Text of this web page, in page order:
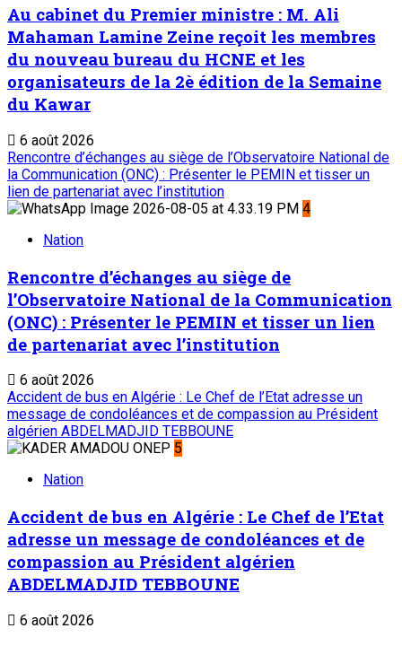
Au cabinet du Premier ministre : M. Ali
Mahaman Lamine Zeine reçoit les membres
du nouveau bureau du HCNE et les
organisateurs de la 2è édition de la Semaine
du Kawar
6 août 2026
Rencontre d’échanges au siège de l’Observatoire National de
la Communication (ONC) : Présenter le PEMIN et tisser un
lien de partenariat avec l’institution
4
Nation
Rencontre d’échanges au siège de
l’Observatoire National de la Communication
(ONC) : Présenter le PEMIN et tisser un lien
de partenariat avec l’institution
6 août 2026
Accident de bus en Algérie : Le Chef de l’Etat adresse un
message de condoléances et de compassion au Président
algérien ABDELMADJID TEBBOUNE
5
Nation
Accident de bus en Algérie : Le Chef de l’Etat
adresse un message de condoléances et de
compassion au Président algérien
ABDELMADJID TEBBOUNE
6 août 2026